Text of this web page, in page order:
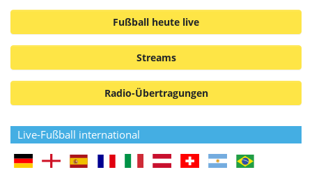
Fußball heute live
Streams
Radio-Übertragungen
Live-Fußball international